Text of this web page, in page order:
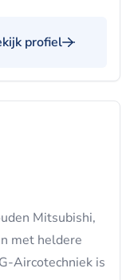
profiel
Mitsubishi,
met heldere
Aircotechniek is